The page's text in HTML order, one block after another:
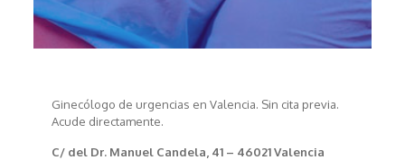
Ginecólogo de urgencias en Valencia. Sin cita previa.
Acude directamente.
C/ del Dr. Manuel Candela, 41 – 46021 Valencia